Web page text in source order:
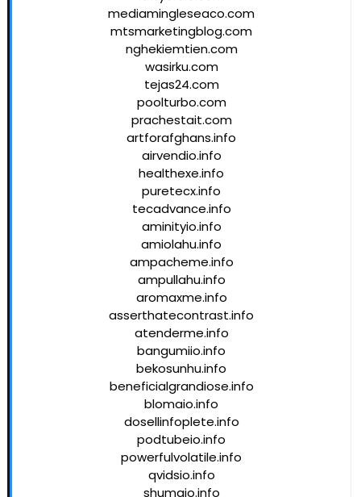
mediamingleseaco.com
mtsmarketingblog.com
nghekiemtien.com
wasirku.com
tejas24.com
poolturbo.com
prachestait.com
artforafghans.info
airvendio.info
healthexe.info
puretecx.info
tecadvance.info
aminityio.info
amiolahu.info
ampacheme.info
ampullahu.info
aromaxme.info
asserthatecontrast.info
atenderme.info
bangumiio.info
bekosunhu.info
beneficialgrandiose.info
blomaio.info
dosellinfoplete.info
podtubeio.info
powerfulvolatile.info
qvidsio.info
shumaio.info